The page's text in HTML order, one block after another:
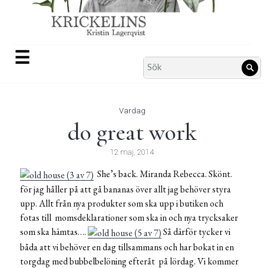
☰
Search
for:
Vardag
do great work
12 maj, 2014
She’s back. Miranda Rebecca. Skönt.
för jag håller på att gå bananas över allt jag behöver styra
upp. Allt från nya produkter som ska upp i butiken och
fotas till momsdeklarationer som ska in och nya trycksaker
som ska hämtas….
Så därför tycker vi
båda att vi behöver en dag tillsammans och har bokat in en
torgdag med bubbelbelöning efteråt på lördag. Vi kommer